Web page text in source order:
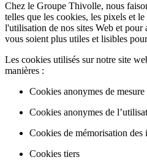
Chez le Groupe Thivolle, nous
telles que les cookies, les pixels et
l'utilisation de nos sites Web et pour
vous soient plus utiles et lisibles
Les cookies utilisés sur notre site
manières :
Cookies anonymes de
Cookies anonymes de
Cookies de mémorisation
Cookies tiers